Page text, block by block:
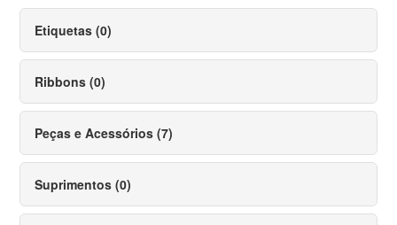
Etiquetas (0)
Ribbons (0)
Peças e Acessórios (7)
Suprimentos (0)